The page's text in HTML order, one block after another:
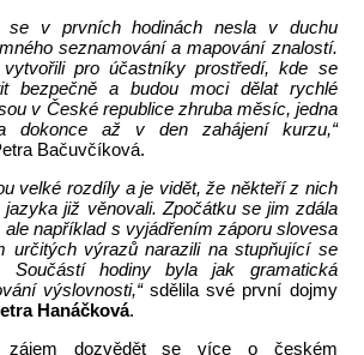
se v prvních hodinách nesla v duchu
seznamování a mapování znalostí.
pro účastníky prostředí, kde se
bezpečně a budou moci dělat rychlé
v České republice zhruba měsíc, jedna
dokonce až v den zahájení kurzu,“
Bačuvčíková.
velké rozdíly a je vidět, že někteří z nich
již věnovali. Zpočátku se jim zdála
ale například s vyjádřením záporu slovesa
určitých výrazů narazili na stupňující se
Součástí hodiny byla jak gramatická
výslovnosti,“sdělila své první dojmy
Hanáčková.
zájem dozvědět se více o českém